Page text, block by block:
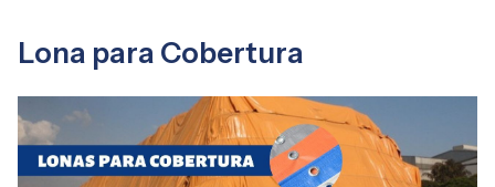
Lona para Cobertura